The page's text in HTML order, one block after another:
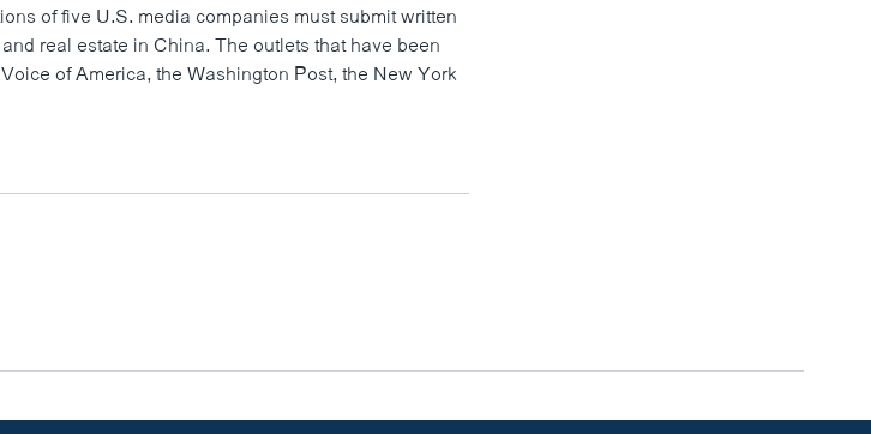
of five U.S. media companies must submit written
real estate in China. The outlets that have been
of America, the Washington Post, the New York